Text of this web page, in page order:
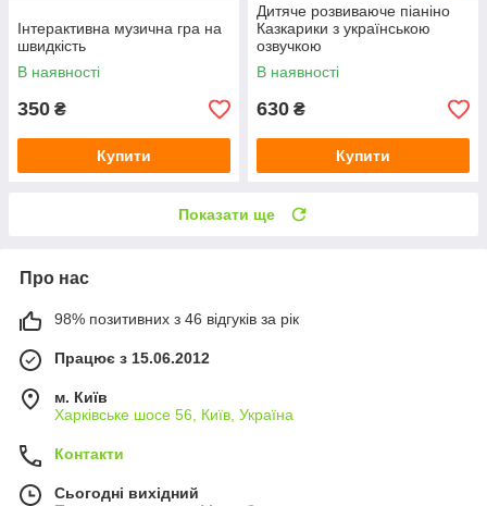
Інтерактивна музична гра на
швидкість
В наявності
350 ₴
Купити
Дитяче розвиваюче піаніно
Казкарики з українською
озвучкою
В наявності
630 ₴
Купити
Показати ще
Про нас
98% позитивних з 46 відгуків за рік
Працює з 15.06.2012
м. Київ
Харківське шосе 56, Київ, Україна
Контакти
Сьогодні вихідний